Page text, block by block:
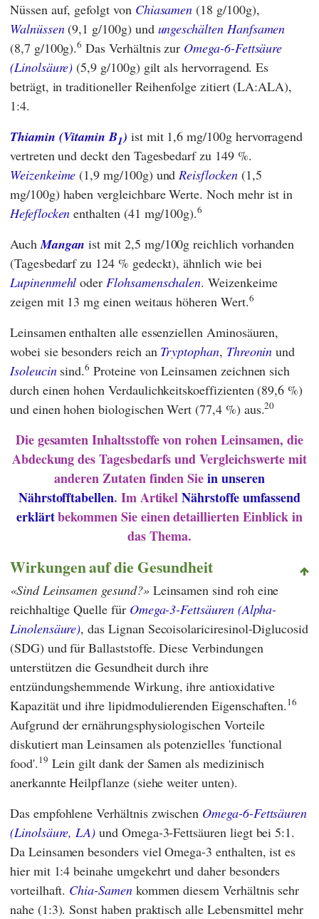
Nüssen auf, gefolgt von Chiasamen (18 g/100g),
Walnüssen(9,1 g/100g) und ungeschälten Hanfsamen
(8,7 g/100g).6 Das Verhältnis zur Omega-6-Fettsäure
(Linolsäure) (5,9 g/100g) gilt als hervorragend. Es
beträgt, in traditioneller Reihenfolge zitiert (LA:ALA),
1:4.
Thiamin (Vitamin B1) ist mit 1,6 mg/100g hervorragend
vertreten und deckt den Tagesbedarf zu 149 %.
Weizenkeime (1,9 mg/100g) undReisflocken(1,5
mg/100g) haben vergleichbare Werte. Noch mehr ist in
Hefeflocken enthalten (41 mg/100g).6
AuchMangan ist mit 2,5 mg/100g reichlich vorhanden
(Tagesbedarf zu 124 % gedeckt), ähnlich wie bei
Lupinenmehl oderFlohsamenschalen. Weizenkeime
zeigen mit 13 mg einen weitaus höheren Wert.6
Leinsamen enthalten alle essenziellen Aminosäuren,
wobei sie besonders reich an Tryptophan, Threonin und
Isoleucinsind.6 Proteine ​​von Leinsamen zeichnen sich
durch einen hohen Verdaulichkeitskoeffizienten (89,6 %)
und einen hohen biologischen Wert (77,4 %) aus.20
Die gesamten Inhaltsstoffe von rohen Leinsamen, die
Abdeckung des Tagesbedarfs und Vergleichswerte mit
anderen Zutaten finden Siein unseren
Nährstofftabellen. Im ArtikelNährstoffe umfassend
erklärtbekommen Sie einen detaillierten Einblick in
das Thema.
Wirkungen auf die Gesundheit
Sind Leinsamen gesund? Leinsamen sind roh eine
reichhaltige Quelle für Omega-3-Fettsäuren (Alpha-
Linolensäure), das Lignan Secoisolariciresinol-Diglucosid
(SDG) und für Ballaststoffe. Diese Verbindungen
unterstützen die Gesundheit durch ihre
entzündungshemmende Wirkung, ihre antioxidative
Kapazität und ihre lipidmodulierenden Eigenschaften.16
Aufgrund der ernährungsphysiologischen Vorteile
diskutiert man Leinsamen als potenzielles 'functional
food'.19 Lein gilt dank der Samen als medizinisch
anerkannte Heilpflanze (siehe weiter unten).
Das empfohlene Verhältnis zwischen Omega-6-Fettsäuren
(Linolsäure, LA) und Omega-3-Fettsäuren liegt bei 5:1.
Da Leinsamen besonders viel Omega-3 enthalten, ist es
hier mit 1:4 beinahe umgekehrt und daher besonders
vorteilhaft. Chia-Samenkommen diesem Verhältnis sehr
nahe (1:3). Sonst haben praktisch alle Lebensmittel mehr